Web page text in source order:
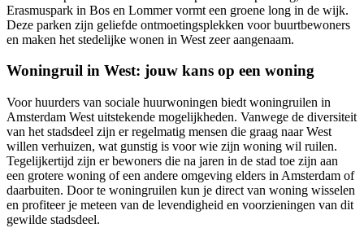
Erasmuspark in Bos en Lommer vormt een groene long in de wijk.
Deze parken zijn geliefde ontmoetingsplekken voor buurtbewoners
en maken het stedelijke wonen in West zeer aangenaam.
Woningruil in West: jouw kans op een woning
Voor huurders van sociale huurwoningen biedt woningruilen in
Amsterdam West uitstekende mogelijkheden. Vanwege de diversiteit
van het stadsdeel zijn er regelmatig mensen die graag naar West
willen verhuizen, wat gunstig is voor wie zijn woning wil ruilen.
Tegelijkertijd zijn er bewoners die na jaren in de stad toe zijn aan
een grotere woning of een andere omgeving elders in Amsterdam of
daarbuiten. Door te woningruilen kun je direct van woning wisselen
en profiteer je meteen van de levendigheid en voorzieningen van dit
gewilde stadsdeel.